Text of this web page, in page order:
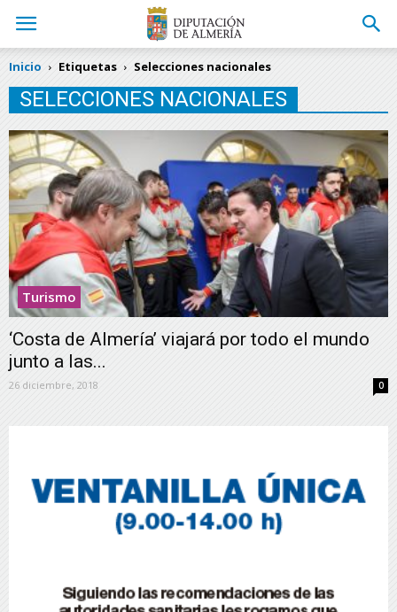
Inicio Etiquetas Selecciones nacionales
SELECCIONES NACIONALES
Turismo
‘Costa de Almería’ viajará por todo el mundo
junto a las...
26 diciembre, 2018 0